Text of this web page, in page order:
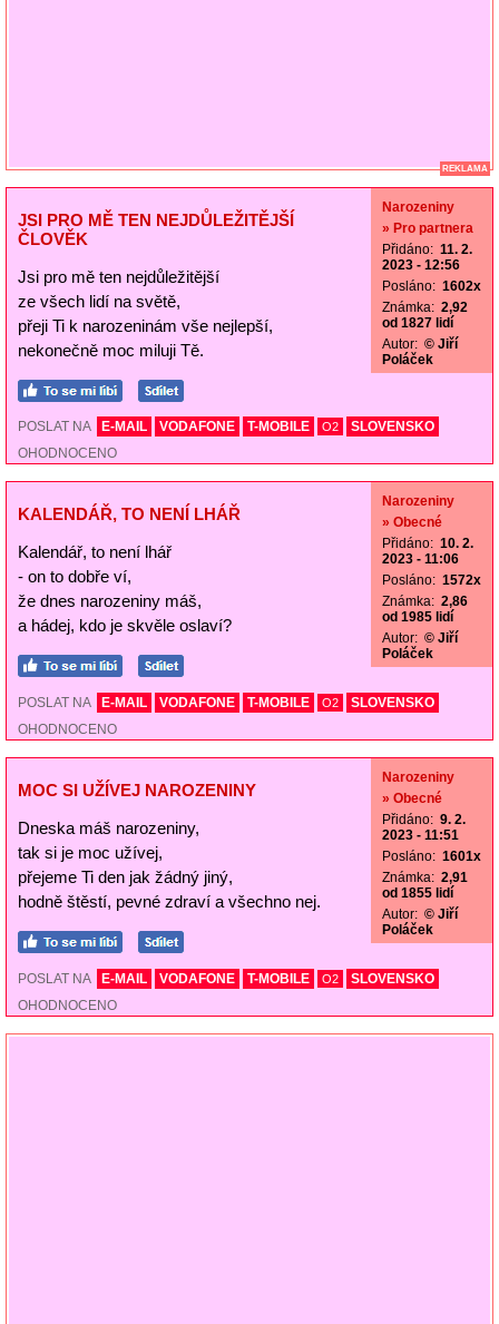
REKLAMA
JSI PRO MĚ TEN NEJDŮLEŽITĚJŠÍ
ČLOVĚK
Jsi pro mě ten nejdůležitější
ze všech lidí na světě,
přeji Ti k narozeninám vše nejlepší,
nekonečně moc miluji Tě.
Narozeniny
» Pro partnera
Přidáno: 11. 2.
2023 - 12:56
Posláno: 1602x
Známka: 2,92
od 1827 lidí
Autor: © Jiří
Poláček
POSLAT NA E-MAIL VODAFONE T-MOBILE O2
SLOVENSKO
OHODNOCENO
KALENDÁŘ, TO NENÍ LHÁŘ
Kalendář, to není lhář
- on to dobře ví,
že dnes narozeniny máš,
a hádej, kdo je skvěle oslaví?
Narozeniny
» Obecné
Přidáno: 10. 2.
2023 - 11:06
Posláno: 1572x
Známka: 2,86
od 1985 lidí
Autor: © Jiří
Poláček
POSLAT NA E-MAIL VODAFONE T-MOBILE O2
SLOVENSKO
OHODNOCENO
MOC SI UŽÍVEJ NAROZENINY
Dneska máš narozeniny,
tak si je moc užívej,
přejeme Ti den jak žádný jiný,
hodně štěstí, pevné zdraví a všechno nej.
Narozeniny
» Obecné
Přidáno: 9. 2.
2023 - 11:51
Posláno: 1601x
Známka: 2,91
od 1855 lidí
Autor: © Jiří
Poláček
POSLAT NA E-MAIL VODAFONE T-MOBILE O2
SLOVENSKO
OHODNOCENO